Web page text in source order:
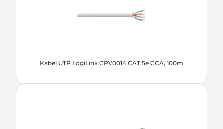
Kabel UTP LogiLink CPV0014 CAT 5e CCA, 100m